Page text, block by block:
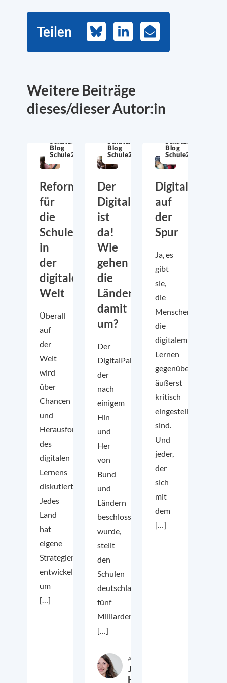
Teilen BlueskyLinkedIn
E-
Mail
Weitere Beiträge
dieses/dieser Autor:in
Schatzkiste
Blog
Schule21
Reformstrategien
für
die
Schule
in
der
digitalen
Welt
Überall
auf
der
Welt
wird
über
Chancen
und
Herausforderungen
des
digitalen
Lernens
diskutiert.
Jedes
Land
hat
eigene
Strategien
entwickelt,
um
[…]
Schatzkiste
Blog
Schule21
Der
DigitalPakt
ist
da!
Wie
gehen
die
Länder
damit
um?
Der
DigitalPakt,
der
nach
einigem
Hin
und
Her
von
Bund
und
Ländern
beschlossen
wurde,
stellt
den
Schulen
deutschlandweit
fünf
Milliarden
[…]
Autor:in
Julia
Hense
Schatzkiste
Blog
Schule21
auf
der
Spur
Ja, es
gibt
sie,
die
Menschen,
die
digitalem
Lernen
gegenüber
äußerst
kritisch
eingestellt
sind.
Und
jeder,
der
sich
mit
dem
[…]